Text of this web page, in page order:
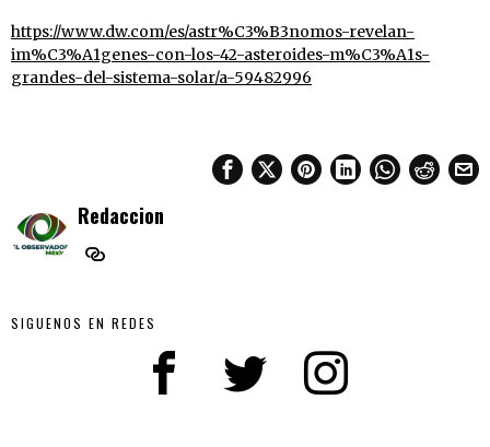
https://www.dw.com/es/astr%C3%B3nomos-revelan-
im%C3%A1genes-con-los-42-asteroides-m%C3%A1s-
grandes-del-sistema-solar/a-59482996
Redaccion
SIGUENOS EN REDES